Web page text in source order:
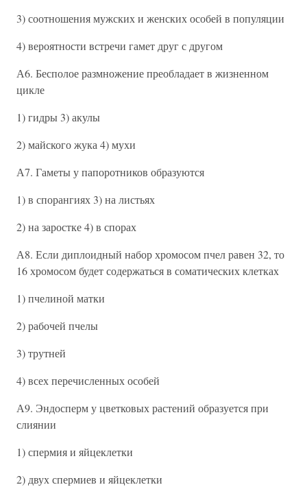
3) соотношения мужских и женских особей в популяции
4) вероятности встречи гамет друг с другом
А6. Бесполое размножение преобладает в жизненном
цикле
1) гидры 3) акулы
2) майского жука 4) мухи
А7. Гаметы у папоротников образуются
1) в спорангиях 3) на листьях
2) на заростке 4) в спорах
А8. Если диплоидный набор хромосом пчел равен 32, то
16 хромосом будет содержаться в соматических клетках
1) пчелиной матки
2) рабочей пчелы
3) трутней
4) всех перечисленных особей
А9. Эндосперм у цветковых растений образуется при
слиянии
1) спермия и яйцеклетки
2) двух спермиев и яйцеклетки